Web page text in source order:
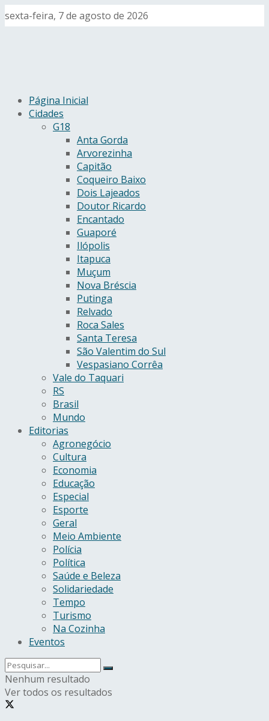
sexta-feira, 7 de agosto de 2026
Página Inicial
Cidades
G18
Anta Gorda
Arvorezinha
Capitão
Coqueiro Baixo
Dois Lajeados
Doutor Ricardo
Encantado
Guaporé
Ilópolis
Itapuca
Muçum
Nova Bréscia
Putinga
Relvado
Roca Sales
Santa Teresa
São Valentim do Sul
Vespasiano Corrêa
Vale do Taquari
RS
Brasil
Mundo
Editorias
Agronegócio
Cultura
Economia
Educação
Especial
Esporte
Geral
Meio Ambiente
Polícia
Política
Saúde e Beleza
Solidariedade
Tempo
Turismo
Na Cozinha
Eventos
Nenhum resultado
Ver todos os resultados